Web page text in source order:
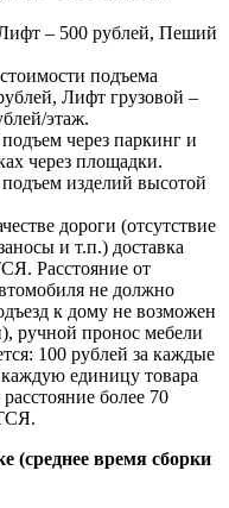
– 500 рублей, Пеший
подъема
Лифт грузовой –
этаж.
через паркинг и
через площадки.
изделий высотой
дороги (отсутствие
и т.п.) доставка
Расстояние от
не должно
к дому не возможен
ручной пронос мебели
100 рублей за каждые
единицу товара
более 70
(среднее время сборки